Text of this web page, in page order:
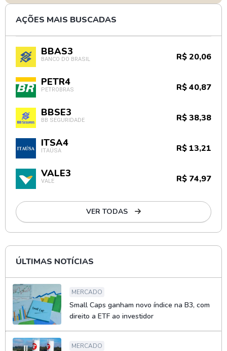
AÇÕES MAIS BUSCADAS
BBAS3
BANCO DO BRASIL R$ 20,06
PETR4
PETROBRAS R$ 40,87
BBSE3
BB SEGURIDADE R$ 38,38
ITSA4
ITAÚSA R$ 13,21
VALE3
VALE R$ 74,97
VER TODAS
ÚLTIMAS NOTÍCIAS
MERCADO
Small Caps ganham novo índice na B3, com
direito a ETF ao investidor
MERCADO